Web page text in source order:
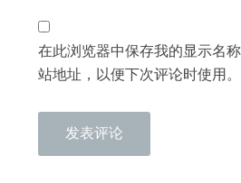
在此浏览器中保存我的显示名
站地址，以便下次评论时使用。